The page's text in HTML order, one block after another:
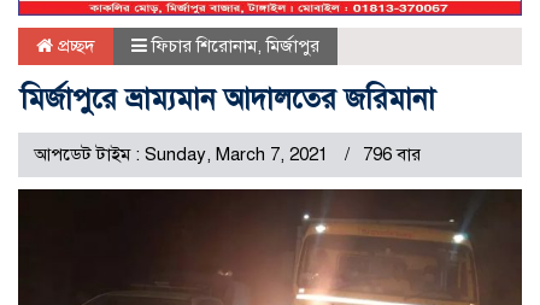
প্রচ্ছদ ফিচার শিরোনাম,মির্জাপুর
মির্জাপুরে ভ্রাম্যমান আদালতের জরিমানা
আপডেট টাইম : Sunday, March 7, 2021 796 বার